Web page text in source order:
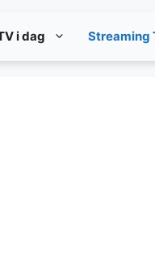
i dag Streaming